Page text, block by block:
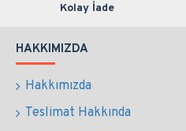
Kolay İade
HAKKIMIZDA
Hakkımızda
Teslimat Hakkında